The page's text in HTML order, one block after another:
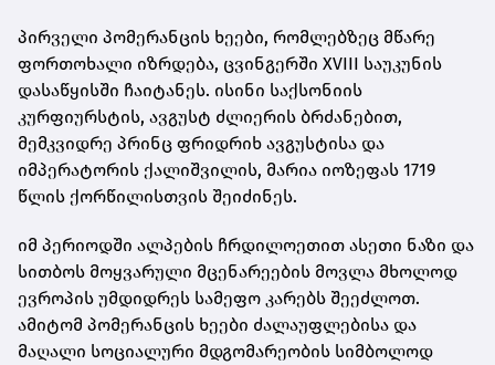
პირველი პომერანცის ხეები, რომლებზეც მწარე
ფორთოხალი იზრდება, ცვინგერში XVIII საუკუნის
დასაწყისში ჩაიტანეს. ისინი საქსონიის
კურფიურსტის, ავგუსტ ძლიერის ბრძანებით,
მემკვიდრე პრინც ფრიდრიხ ავგუსტისა და
იმპერატორის ქალიშვილის, მარია იოზეფას 1719
წლის ქორწილისთვის შეიძინეს.
იმ პერიოდში ალპების ჩრდილოეთით ასეთი ნაზი და
სითბოს მოყვარული მცენარეების მოვლა მხოლოდ
ევროპის უმდიდრეს სამეფო კარებს შეეძლოთ.
ამიტომ პომერანცის ხეები ძალაუფლებისა და
მაღალი სოციალური მდგომარეობის სიმბოლოდ